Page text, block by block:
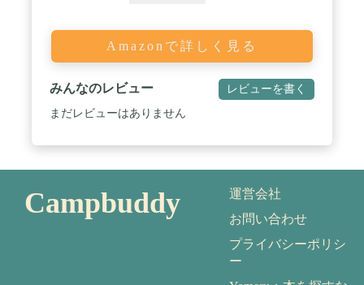
Amazonで詳しく見る
みんなのレビュー レビューを書く
まだレビューはありません
Campbuddy
運営会社
お問い合わせ
プライバシーポリシ
ー